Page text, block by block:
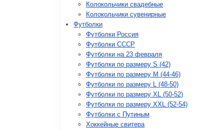
Колокольчики свадебные
Колокольчики сувенирные
Футболки
Футболки Россия
Футболки СССР
Футболки на 23 февраля
Футболки по размеру S (42)
Футболки по размеру М (44-46)
Футболки по размеру L (48-50)
Футболки по размеру XL (50-52)
Футболки по размеру XXL (52-54)
Футболки с Путиным
Хоккейные свитера